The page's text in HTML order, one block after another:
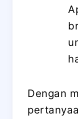
Dengan